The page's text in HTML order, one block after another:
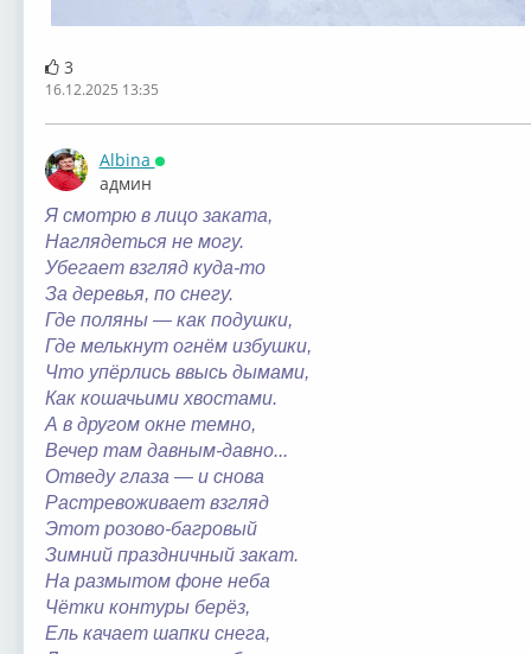
3
16.12.2025 13:35
Albina
Онлайн
админ
Я смотрю в лицо заката,
Наглядеться не могу.
Убегает взгляд куда-то
За деревья, по снегу.
Где поляны — как подушки,
Где мелькнут огнём избушки,
Что упёрлись ввысь дымами,
Как кошачьими хвостами.
А в другом окне темно,
Вечер там давным-давно...
Отведу глаза — и снова
Растревоживает взгляд
Этот розово-багровый
Зимний праздничный закат.
На размытом фоне неба
Чётки контуры берёз,
Ель качает шапки снега,